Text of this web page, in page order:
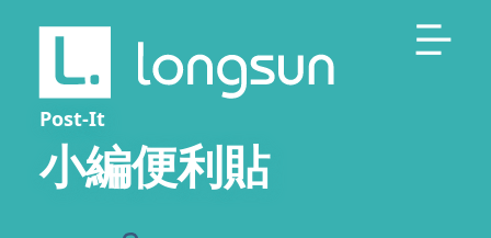
Post-It
小編便利貼